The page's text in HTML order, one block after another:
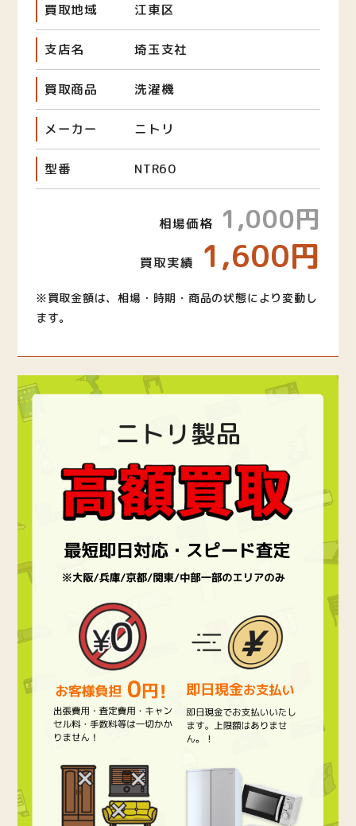
買取地域 江東区
支店名 埼玉支社
買取商品 洗濯機
メーカー ニトリ
型番 NTR60
相場価格 1,000円
買取実績 1,600円
※買取金額は、相場・時期・商品の状態により変動し
ます。
ニトリ製品